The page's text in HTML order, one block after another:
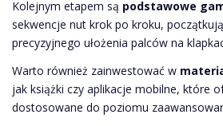
Kolejnym etapem są podstawowe
sekwencje nut krok po kroku,
precyzyjnego ułożenia palców na
Warto również zainwestować w
jak książki czy aplikacje mobilne, które
dostosowane do poziomu